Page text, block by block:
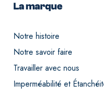
La marque
Notre histoire
Notre savoir faire
Travailler avec nous
Imperméabilité et